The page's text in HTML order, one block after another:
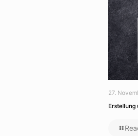
27.
Erstellung